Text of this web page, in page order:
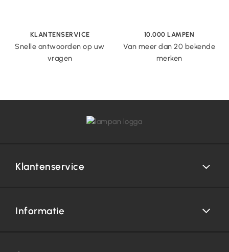
KLANTENSERVICE
Snelle antwoorden op uw
vragen
10.000 LAMPEN
Van meer dan 20 bekende
merken
Klantenservice
Informatie